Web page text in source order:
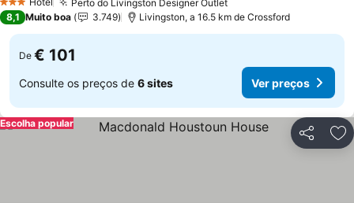
3 Estrelas Perto do Livingston Designer OutletVer preços
8,1 Muito boa 3.749 Livingston, a 16.5 km de Crossford
De € 101
Consulte os preços de 6 sites Ver preços
Partilhar
Escolha popular